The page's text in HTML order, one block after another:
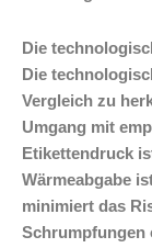
Die
Die
Vergleich zu
Umgang mit
Etikettendruck
Wärmeabgabe
minimiert das
Schrumpfungen